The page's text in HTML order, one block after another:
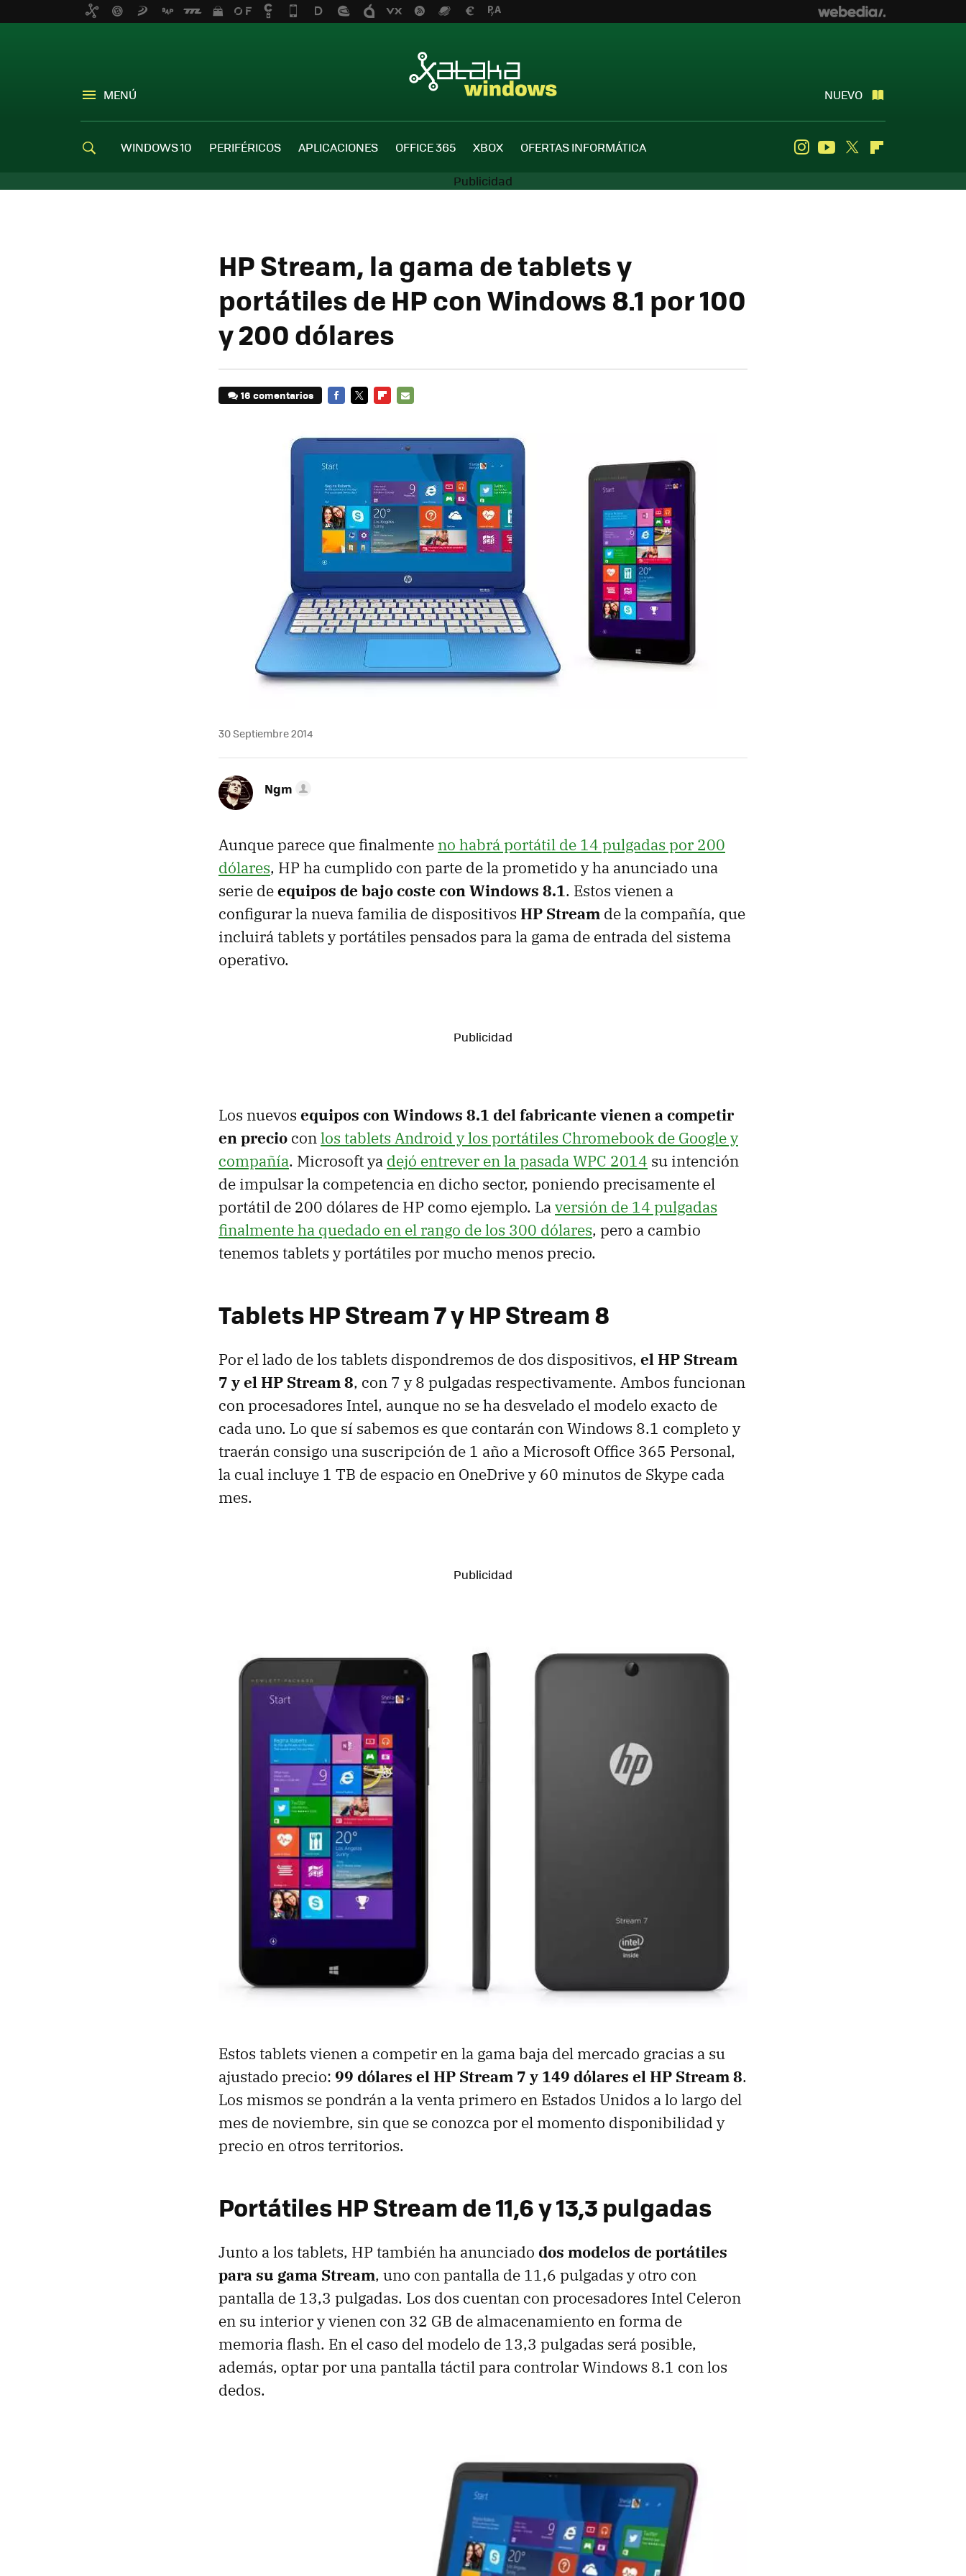
MENÚ NUEVO
WINDOWS 10 PERIFÉRICOS APLICACIONES OFFICE 365 XBOX OFERTAS INFORMÁTICA InstagramYoutube
Twitter
HP Stream, la gama de tablets y
portátiles de HP con Windows 8.1 por 100
y 200 dólares
16 comentarios
30 Septiembre 2014
Ngm
Aunque parece que finalmente no habrá portátil de 14 pulgadas por 200
dólares, HP ha cumplido con parte de la prometido y ha anunciado una
serie deequipos de bajo coste con Windows 8.1. Estos vienen a
configurar la nueva familia de dispositivos HP Stream de la compañía, que
incluirá tablets y portátiles pensados para la gama de entrada del sistema
operativo.
Los nuevos equipos con Windows 8.1 del fabricante vienen a competir
en precio conlos tablets Android y los portátiles Chromebook de Google y
compañía. Microsoft ya dejó entrever en la pasada WPC 2014 su intención
de impulsar la competencia en dicho sector, poniendo precisamente el
portátil de 200 dólares de HP como ejemplo. Laversión de 14 pulgadas
finalmente ha quedado en el rango de los 300 dólares, pero a cambio
tenemos tablets y portátiles por mucho menos precio.
Tablets HP Stream 7 y HP Stream 8
Por el lado de los tablets dispondremos de dos dispositivos, el HP Stream
7 y el HP Stream 8, con 7 y 8 pulgadas respectivamente. Ambos funcionan
con procesadores Intel, aunque no se ha desvelado el modelo exacto de
cada uno. Lo que sí sabemos es que contarán con Windows 8.1 completo y
traerán consigo una suscripción de 1 año a Microsoft Office 365 Personal,
la cual incluye 1 TB de espacio en OneDrive y 60 minutos de Skype cada
mes.
Estos tablets vienen a competir en la gama baja del mercado gracias a su
ajustado precio: 99 dólares el HP Stream 7 y 149 dólares el HP Stream 8.
Los mismos se pondrán a la venta primero en Estados Unidos a lo largo del
mes de noviembre, sin que se conozca por el momento disponibilidad y
precio en otros territorios.
Portátiles HP Stream de 11,6 y 13,3 pulgadas
Junto a los tablets, HP también ha anunciado dos modelos de portátiles
para su gama Stream, uno con pantalla de 11,6 pulgadas y otro con
pantalla de 13,3 pulgadas. Los dos cuentan con procesadores Intel Celeron
en su interior y vienen con 32 GB de almacenamiento en forma de
memoria flash. En el caso del modelo de 13,3 pulgadas será posible,
además, optar por una pantalla táctil para controlar Windows 8.1 con los
dedos.